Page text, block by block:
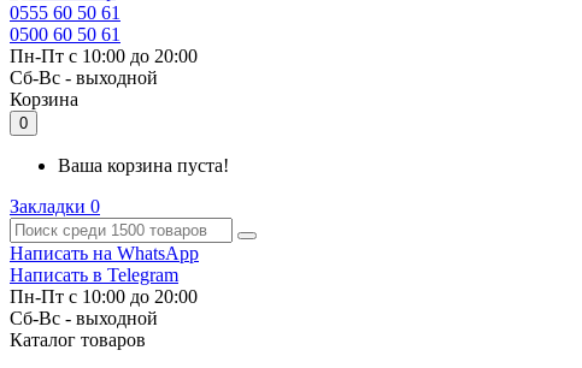
0555 60 50 61
0500 60 50 61
Пн-Пт с 10:00 до 20:00
Cб-Вс - выходной
Корзина
0
Ваша корзина пуста!
Закладки 0
Написать на WhatsApp
Написать в Telegram
Пн-Пт с 10:00 до 20:00
Cб-Вс - выходной
Каталог товаров